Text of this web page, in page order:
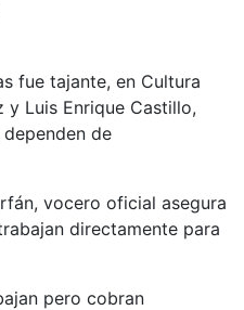
fue tajante, en Cultura
y Luis Enrique Castillo,
de
vocero oficial asegura
directamente para
pero cobran